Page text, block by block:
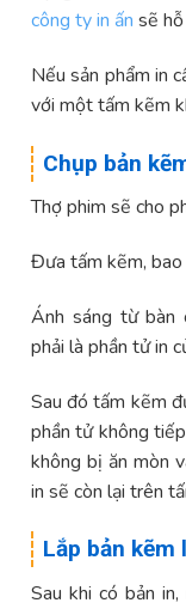
công ty in ấn sẽ
Nếu sản phẩm in
với một tấm kẽm
Chụp bản
Thợ phim sẽ cho
Đưa tấm kẽm, bao
Ánh sáng từ bàn
phải là phần tử in
Sau đó tấm kẽm
phần tử không
không bị ăn mòn
in sẽ còn lại trên
Lắp bản
Sau khi có bản